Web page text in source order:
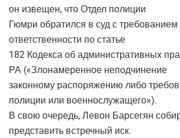
он извещен, что Отдел полиции
Гюмри обратился в суд с требованием
ответственности по статье
182 Кодекса об административных
РА («Злонамеренное неподчинение
законному распоряжению либо
полиции или военнослужащего»).
В свою очередь, Левон Барсегян
представить встречный иск.